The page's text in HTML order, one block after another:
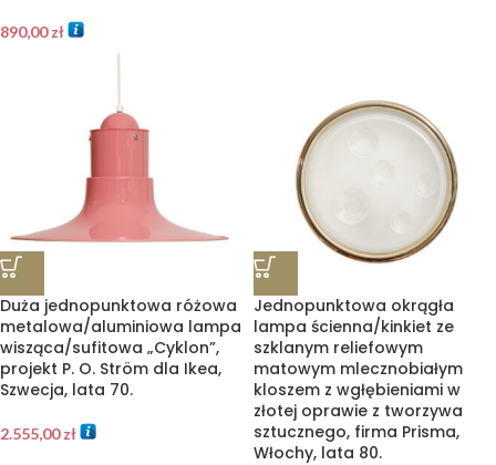
890,00zł
Duża jednopunktowa różowa
metalowa/aluminiowa lampa
wisząca/sufitowa „Cyklon”,
projekt P. O. Ström dla Ikea,
Szwecja, lata 70.
2.555,00zł
Jednopunktowa okrągła
lampa ścienna/kinkiet ze
szklanym reliefowym
matowym mlecznobiałym
kloszem z wgłębieniami w
złotej oprawie z tworzywa
sztucznego, firma Prisma,
Włochy, lata 80.